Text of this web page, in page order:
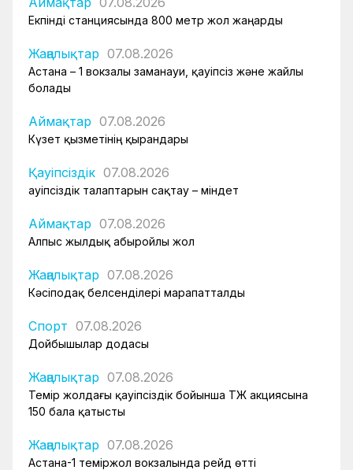
Екпінді станциясында 800 метр жол жаңарды
Жаңалықтар 07.08.2026
Астана – 1 вокзалы заманауи, қауіпсіз және жайлы
болады
Аймақтар 07.08.2026
Күзет қызметінің қырандары
Қауіпсіздік 07.08.2026
Қауіпсіздік талаптарын сақтау – міндет
Аймақтар 07.08.2026
Алпыс жылдық абыройлы жол
Жаңалықтар 07.08.2026
Кәсіподақ белсенділері марапатталды
Спорт 07.08.2026
Дойбышылар додасы
Жаңалықтар 07.08.2026
Темір жолдағы қауіпсіздік бойынша ҚТЖ акциясына
150 бала қатысты
Жаңалықтар 07.08.2026
Астана-1 теміржол вокзалында рейд өтті